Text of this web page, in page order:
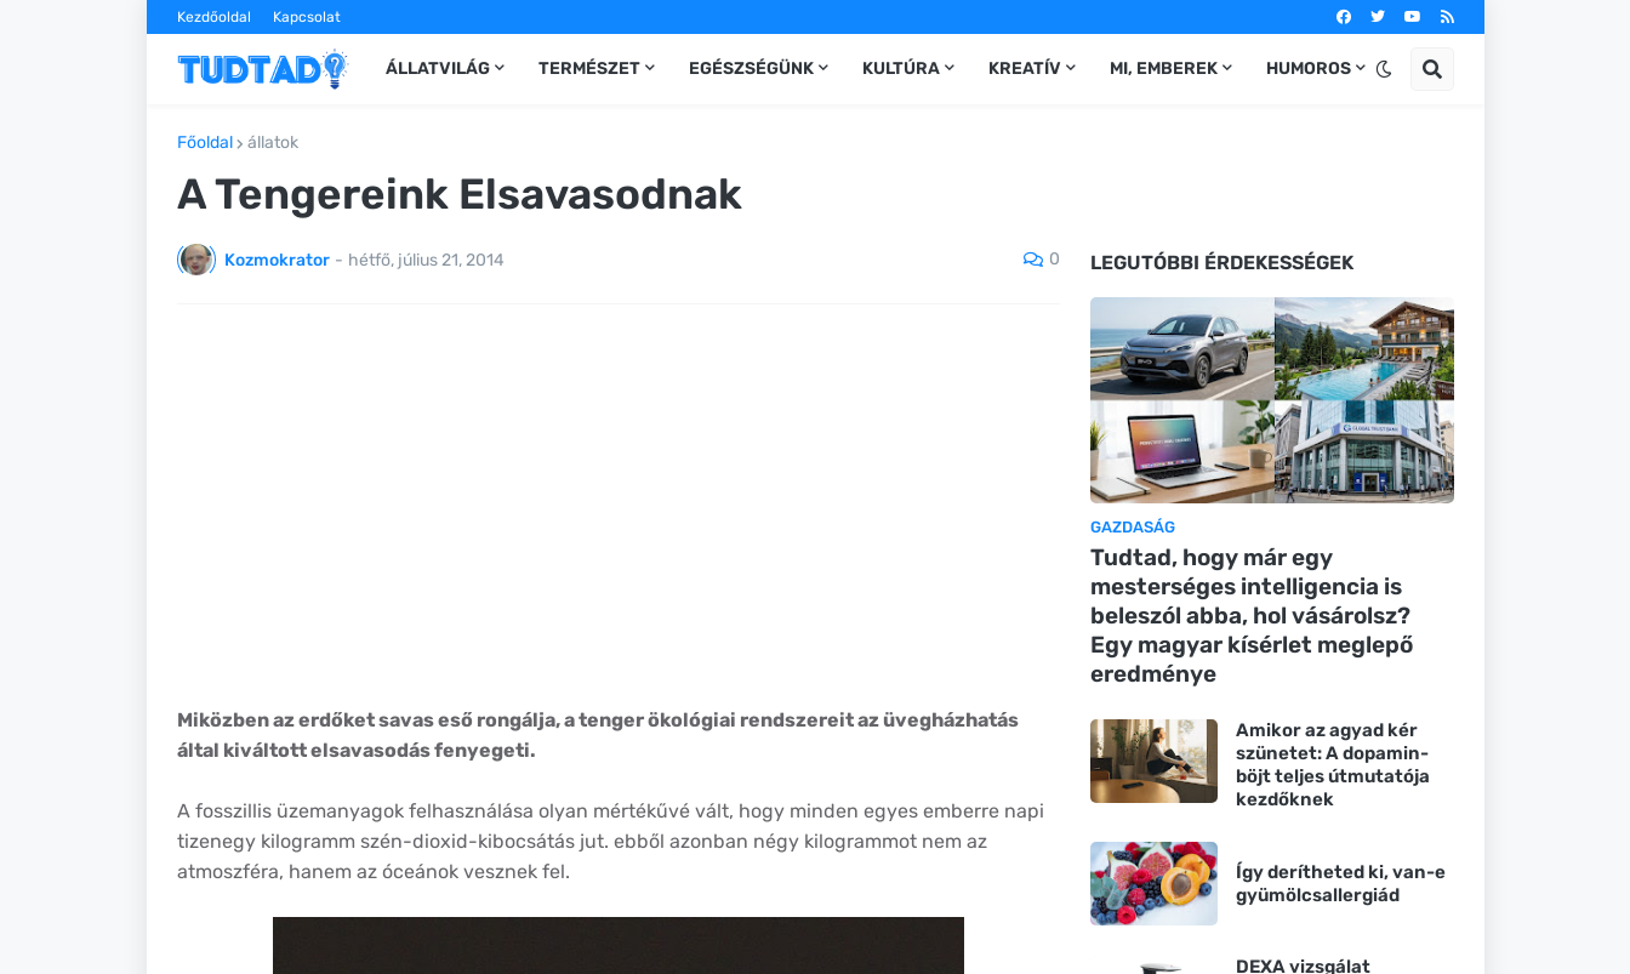
Kezdőoldal Kapcsolat
ÁLLATVILÁG TERMÉSZET EGÉSZSÉGÜNK KULTÚRA KREATÍV MI, EMBEREK HUMOROS
Főoldal állatok
A Tengereink Elsavasodnak
Kozmokrator - hétfő, július 21, 2014 0
Miközben az erdőket savas eső rongálja, a tenger ökológiai rendszereit az üvegházhatás
által kiváltott elsavasodás fenyegeti.
A fosszillis üzemanyagok felhasználása olyan mértékűvé vált, hogy minden egyes emberre napi
tizenegy kilogramm szén-dioxid-kibocsátás jut. ebből azonban négy kilogrammot nem az
atmoszféra, hanem az óceánok vesznek fel.
LEGUTÓBBI ÉRDEKESSÉGEK
GAZDASÁG
Tudtad, hogy már egy
mesterséges intelligencia is
beleszól abba, hol vásárolsz?
Egy magyar kísérlet meglepő
eredménye
Amikor az agyad kér
szünetet: A dopamin-
böjt teljes útmutatója
kezdőknek
Így derítheted ki, van-e
gyümölcsallergiád
DEXA vizsgálat